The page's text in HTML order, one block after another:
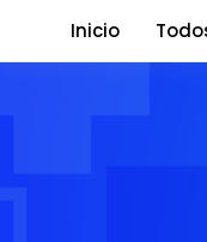
Inicio